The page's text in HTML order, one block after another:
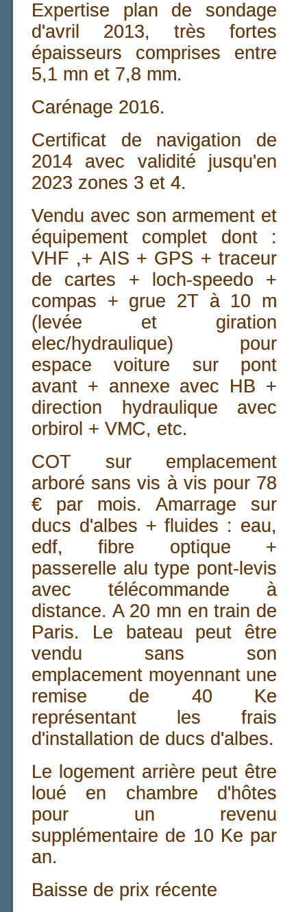
Expertise plan de sondage
d'avril 2013, très fortes
épaisseurs comprises entre
5,1 mn et 7,8 mm.
Carénage 2016.
Certificat de navigation de
2014 avec validité jusqu'en
2023 zones 3 et 4.
Vendu avec son armement et
équipement complet dont :
VHF ,+ AIS + GPS + traceur
de cartes + loch-speedo +
compas + grue 2T à 10 m
(levée et giration
elec/hydraulique) pour
espace voiture sur pont
avant + annexe avec HB +
direction hydraulique avec
orbirol + VMC, etc.
COT sur emplacement
arboré sans vis à vis pour 78
€ par mois. Amarrage sur
ducs d'albes + fluides : eau,
edf, fibre optique +
passerelle alu type pont-levis
avec télécommande à
distance. A 20 mn en train de
Paris. Le bateau peut être
vendu sans son
emplacement moyennant une
remise de 40 Ke
représentant les frais
d'installation de ducs d'albes.
Le logement arrière peut être
loué en chambre d'hôtes
pour un revenu
supplémentaire de 10 Ke par
an.
Baisse de prix récente